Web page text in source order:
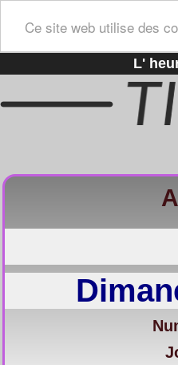
Ce site web utilise des
L'